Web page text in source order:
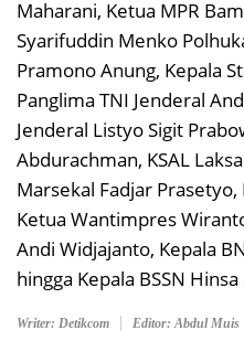
Maharani, Ketua MPR
Syarifuddin Menko
Pramono Anung, Kepala
Panglima TNI Jenderal
Jenderal Listyo Sigit
Abdurachman, KSAL
Marsekal Fadjar Prasetyo,
Ketua Wantimpres
Andi Widjajanto, Kepala
hingga Kepala BSSN
Writer: Detikcom Editor: Abdul Muis